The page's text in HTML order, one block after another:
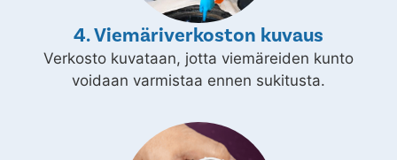
4. Viemäriverkoston kuvaus
Verkosto kuvataan, jotta viemäreiden kunto
voidaan varmistaa ennen sukitusta.